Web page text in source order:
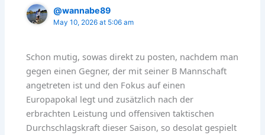
@wannabe89
May 10, 2026 at 5:06 am
Schon mutig, sowas direkt zu posten, nachdem man
gegen einen Gegner, der mit seiner B Mannschaft
angetreten ist und den Fokus auf einen
Europapokal legt und zusätzlich nach der
erbrachten Leistung und offensiven taktischen
Durchschlagskraft dieser Saison, so desolat gespielt